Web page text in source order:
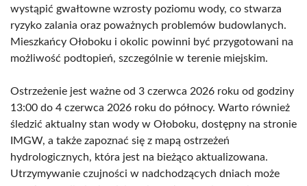
wystąpić gwałtowne wzrosty poziomu wody, co stwarza
ryzyko zalania oraz poważnych problemów budowlanych.
Mieszkańcy Ołoboku i okolic powinni być przygotowani na
możliwość podtopień, szczególnie w terenie miejskim.
Ostrzeżenie jest ważne od 3 czerwca 2026 roku od godziny
13:00 do 4 czerwca 2026 roku do północy. Warto również
śledzić aktualny stan wody w Ołoboku, dostępny na stronie
IMGW, a także zapoznać się z mapą ostrzeżeń
hydrologicznych, która jest na bieżąco aktualizowana.
Utrzymywanie czujności w nadchodzących dniach może